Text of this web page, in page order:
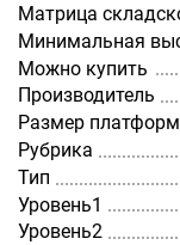
Матрица
Минимальная
Можно купить
Производитель
Размер
Рубрика
Тип
Уровень1
Уровень2